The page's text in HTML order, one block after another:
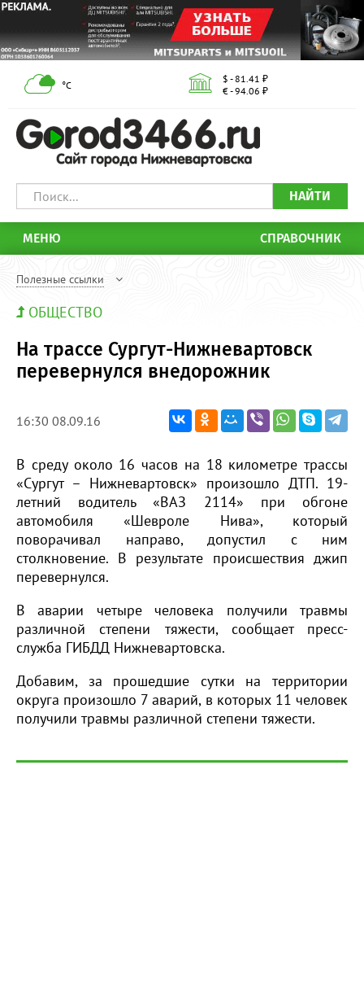
°С
$ - 81.41 ₽
€ - 94.06 ₽
НАЙТИ
МЕНЮ СПРАВОЧНИК
Полезные ссылки
ОБЩЕСТВО
На трассе Сургут-Нижневартовск
перевернулся внедорожник
16:30 08.09.16
В среду около 16 часов на 18 километре трассы
«Сургут – Нижневартовск» произошло ДТП. 19-
летний водитель «ВАЗ 2114» при обгоне
автомобиля «Шевроле Нива», который
поворачивал направо, допустил с ним
столкновение. В результате происшествия джип
перевернулся.
В аварии четыре человека получили травмы
различной степени тяжести, сообщает пресс-
служба ГИБДД Нижневартовска.
Добавим, за прошедшие сутки на территории
округа произошло 7 аварий, в которых 11 человек
получили травмы различной степени тяжести.